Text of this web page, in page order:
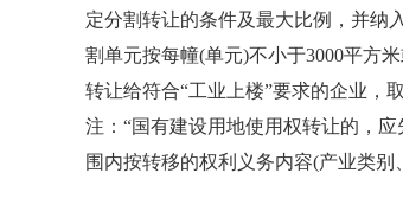
定分割转让的条件及最大比例，并纳
割单元按每幢(单元)不小于3000平方
转让给符合“工业上楼”要求的企业，
注：“国有建设用地使用权转让的，
围内按转移的权利义务内容(产业类